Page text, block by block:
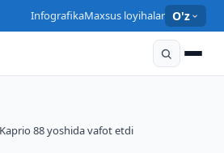
InfografikaMaxsus loyihalar O'z
88 yoshida vafot etdi